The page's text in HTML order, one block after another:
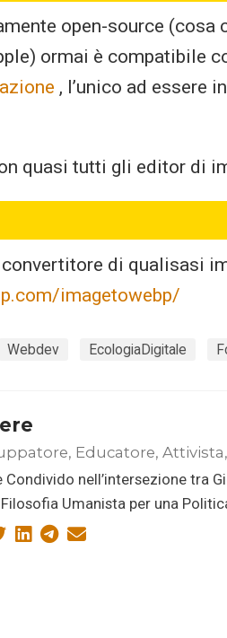
open-source (cosa
ormai è compatibile
, l’unico ad essere
quasi tutti gli editor di
di qualisasi
imagetowebp/
Webdev EcologiaDigitale
Educatore,
Condivido nell’intersezione tra
Umanista per una